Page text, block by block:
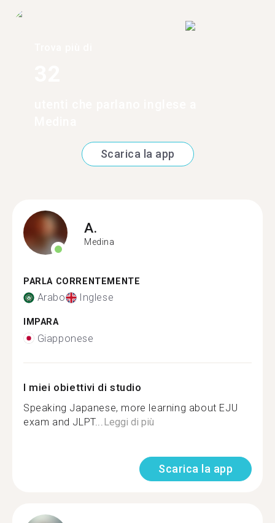
Scarica la app
A.
Medina
PARLA CORRENTEMENTE
Arabo Inglese
IMPARA
Giapponese
I miei obiettivi di studio
Speaking Japanese, more learning about EJU
exam and JLPT... Leggi di più
Scarica la app